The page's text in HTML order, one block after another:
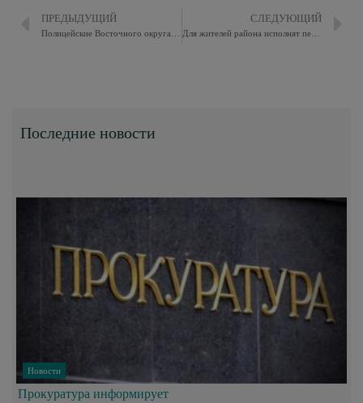
ПРЕДЫДУЩИЙ СЛЕДУЮЩИЙ
Для жителей района исполнят песни и стихи в ТЦСО 8 марта
Последние новости
Новости
Прокуратура информирует